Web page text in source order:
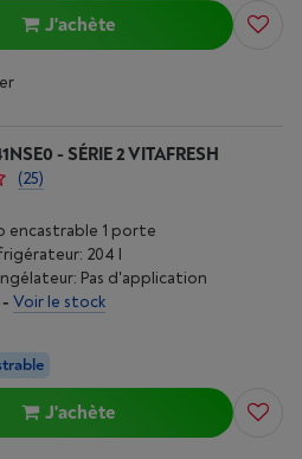
J'achète
- SÉRIE 2 VITAFRESH
(25)
encastrable 1 porte
204 l
Pas d'application
- Voir le stock
J'achète